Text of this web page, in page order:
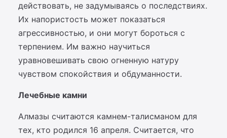
действовать, не задумываясь о последствиях.
Их напористость может показаться
агрессивностью, и они могут бороться с
терпением. Им важно научиться
уравновешивать свою огненную натуру
чувством спокойствия и обдуманности.
Лечебные камни
Алмазы считаются камнем-талисманом для
тех, кто родился 16 апреля. Считается, что